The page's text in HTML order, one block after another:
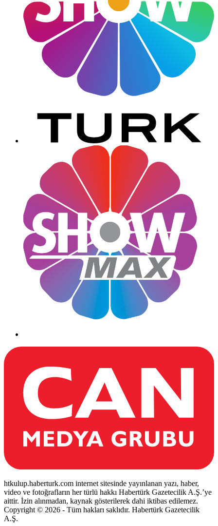
htkulup.haberturk.com internet sitesinde yayınlanan yazı, haber,
video ve fotoğrafların her türlü hakkı Habertürk Gazetecilik A.Ş.’ye
aittir. İzin alınmadan, kaynak gösterilerek dahi iktibas edilemez.
Copyright © 2026 - Tüm hakları saklıdır. Habertürk Gazetecilik
A.Ş.